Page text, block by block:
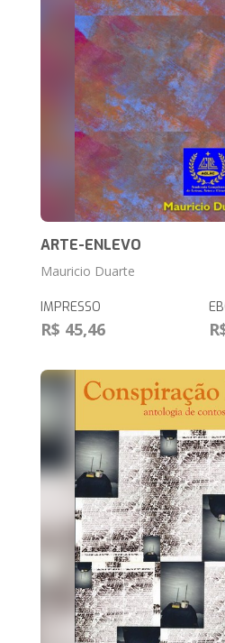
ARTE-ENLEVO
Mauricio Duarte
IMPRESSO
R$ 45,46